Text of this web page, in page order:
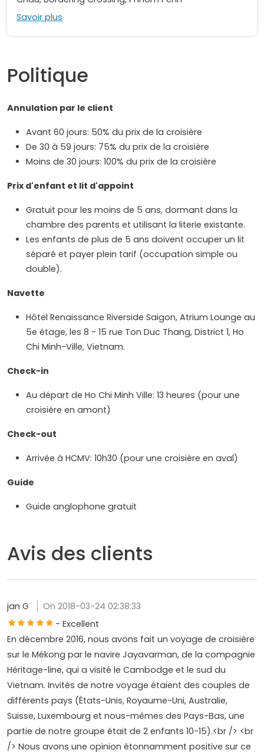
Savoir plus
Politique
Annulation par le client
Avant 60 jours: 50% du prix de la croisière
De 30 à 59 jours: 75% du prix de la croisière
Moins de 30 jours: 100% du prix de la croisière
Prix d'enfant et lit d'appoint
Gratuit pour les moins de 5 ans, dormant dans la
chambre des parents et utilisant la literie existante.
Les enfants de plus de 5 ans doivent occuper un lit
séparé et payer plein tarif (occupation simple ou
double).
Navette
Hôtel Renaissance Riverside Saigon, Atrium Lounge au
5e étage, les 8 - 15 rue Ton Duc Thang, District 1, Ho
Chi Minh-Ville, Vietnam.
Check-in
Au départ de Ho Chi Minh Ville: 13 heures (pour une
croisière en amont)
Check-out
Arrivée à HCMV: 10h30 (pour une croisière en aval)
Guide
Guide anglophone gratuit
Avis des clients
jan G
On 2018-03-24 02:38:33
- Excellent
En décembre 2016, nous avons fait un voyage de croisière
sur le Mékong par le navire Jayavarman, de la compagnie
Héritage-line, qui a visité le Cambodge et le sud du
Vietnam. Invités de notre voyage étaient des couples de
différents pays (États-Unis, Royaume-Uni, Australie,
Suisse, Luxembourg et nous-mêmes des Pays-Bas, une
partie de notre groupe était de 2 enfants 10-15).<br /> <br
/> Nous avons une opinion étonnamment positive sur ce